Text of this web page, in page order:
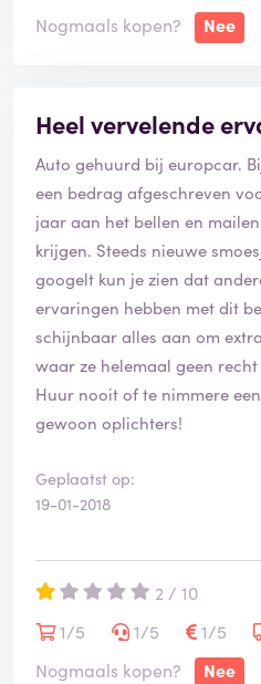
Nogmaals kopen?
Nee
Heel vervelende
Auto gehuurd bij europcar.
een bedrag afgeschreven
jaar aan het bellen en
krijgen. Steeds nieuwe
googelt kun je zien dat
ervaringen hebben met dit
schijnbaar alles aan om
waar ze helemaal geen
Huur nooit of te nimmere
gewoon oplichters!
Geplaatst op:
19-01-2018
2 / 10
1/5
1/5 1/5
Nogmaals kopen?
Nee